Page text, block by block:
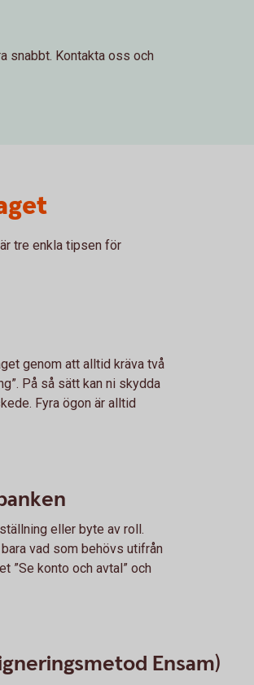
snabbt. Kontakta oss och
tre enkla tipsen för
genom att alltid kräva två
På så sätt kan ni skydda
Fyra ögon är alltid
eller byte av roll.
vad som behövs utifrån
”Se konto och avtal” och
Ensam)